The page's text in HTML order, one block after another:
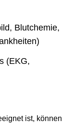
Blutchemie,
(EKG,
ist, können